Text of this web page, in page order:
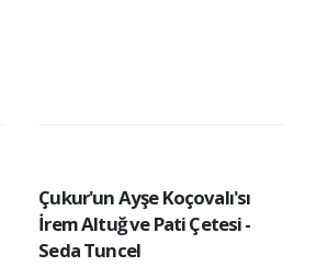
Çukur'un Ayşe Koçovalı'sı
İrem Altuğ ve Pati Çetesi -
Seda Tuncel